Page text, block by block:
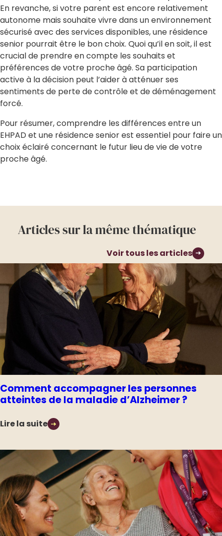
En revanche, si votre parent est encore relativement
autonome mais souhaite vivre dans un environnement
sécurisé avec des services disponibles, une résidence
senior pourrait être le bon choix. Quoi qu’il en soit, il est
crucial de prendre en compte les souhaits et
préférences de votre proche âgé. Sa participation
active à la décision peut l’aider à atténuer ses
sentiments de perte de contrôle et de déménagement
forcé.
Pour résumer, comprendre les différences entre un
EHPAD et une résidence senior est essentiel pour faire un
choix éclairé concernant le futur lieu de vie de votre
proche âgé.
Articles sur la même thématique
Voir tous les articles
Comment accompagner les personnes
atteintes de la maladie d’Alzheimer ?
Lire la suite